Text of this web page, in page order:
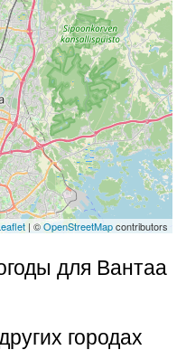
| ©OpenStreetMapcontributors
для Вантаа
городах